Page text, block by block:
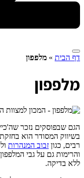
דף הבית » מלפפון
מלפפון
הגם שבפוסקים נזכר
בשיווק המסודר הוא
רבים, כגון זבוב המנהרות
והרימות גם על גבי
ללא בדיקה.